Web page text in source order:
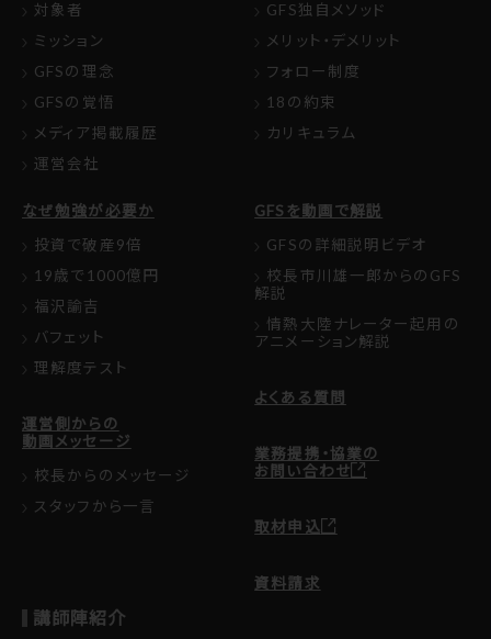
対象者
ミッション
GFSの理念
GFSの覚悟
メディア掲載履歴
運営会社
GFS独自メソッド
メリット・デメリット
フォロー制度
18の約束
カリキュラム
なぜ勉強が必要か
投資で破産9倍
19歳で1000億円
福沢諭吉
バフェット
理解度テスト
運営側からの
動画メッセージ
校長からのメッセージ
スタッフから一言
GFSを動画で解説
GFSの詳細説明ビデオ
校長市川雄一郎からのGFS
解説
情熱大陸ナレーター起用の
アニメーション解説
よくある質問
業務提携・協業の
お問い合わせ
取材申込
資料請求
講師陣紹介